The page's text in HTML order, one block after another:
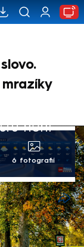
není
6 fotografií
panovat